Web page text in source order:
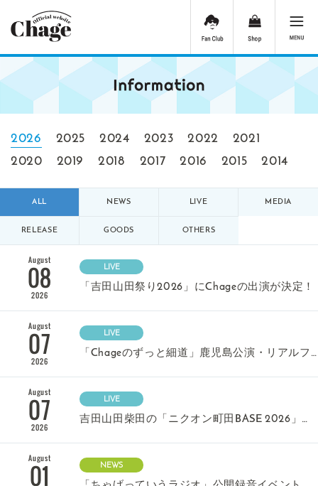
2026 2025 2024 2023 2022
2021
2020
2019 2018 2017 2016 2015 2014
ALL NEWS LIVE MEDIA
RELEASE GOODS OTHERS
August
08
2026
LIVE
「吉田山田祭り2026」にChageの出演が決定！
August
07
2026
LIVE
「Chageのずっと細道」鹿児島公演・リアルファンミーティング 振替日程ならびに払い戻しのご案内
August
07
2026
LIVE
吉田山田柴田の「ニクオン町田BASE 2026」出演決定！
August
01 NEWS